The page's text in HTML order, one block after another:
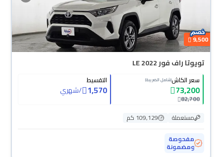
9,500
تويوتا راف فور LE 2022
سعر الكاش(شامل الضريبة)
73,200
82,700
التقسيط
1,570
/شهري
مستعملة
109,129 كم
مفحوصة
ومضمونة